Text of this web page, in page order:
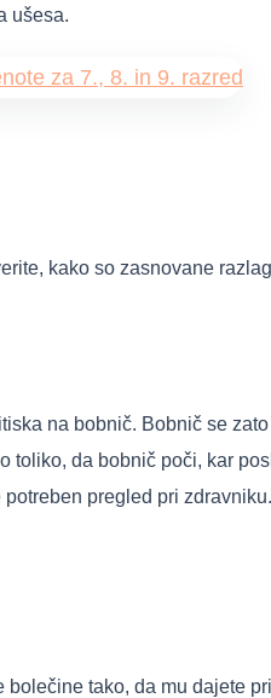
ušesa.
kako so zasnovane
na bobnič. Bobnič se
toliko, da bobnič poči, kar
pregled pri zdravniku.
tako, da mu dajete